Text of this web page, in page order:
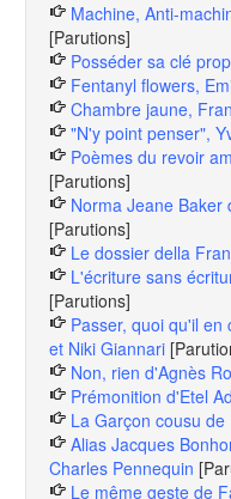
Machine, Anti-
[Parutions]
Posséder sa clé
Fentanyl flowers,
Chambre jaune,
"N'y point penser",
Poèmes du revoir
[Parutions]
Norma Jeane Baker
[Parutions]
Le dossier della
L'écriture sans
[Parutions]
Passer, quoi qu'il
et Niki Giannari
Non, rien d'Agnès
Prémonition d'Etel
La Garçon cousu
Alias Jacques
Charles Pennequin
Le même geste de